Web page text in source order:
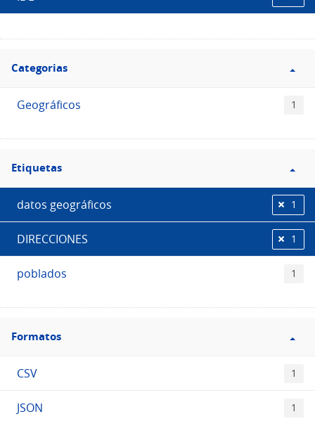
Filtro
Categorias
Categorias
Geográficos 1
Filtro
Etiquetas
Etiquetas
datos geográficos 1
DIRECCIONES 1
poblados 1
Filtro
Formatos
Formatos
CSV 1
JSON 1